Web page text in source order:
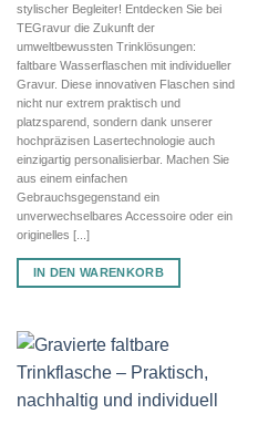
stylischer Begleiter! Entdecken Sie bei
TEGravur die Zukunft der
umweltbewussten Trinklösungen:
faltbare Wasserflaschen mit individueller
Gravur. Diese innovativen Flaschen sind
nicht nur extrem praktisch und
platzsparend, sondern dank unserer
hochpräzisen Lasertechnologie auch
einzigartig personalisierbar. Machen Sie
aus einem einfachen
Gebrauchsgegenstand ein
unverwechselbares Accessoire oder ein
originelles [...]
IN DEN WARENKORB